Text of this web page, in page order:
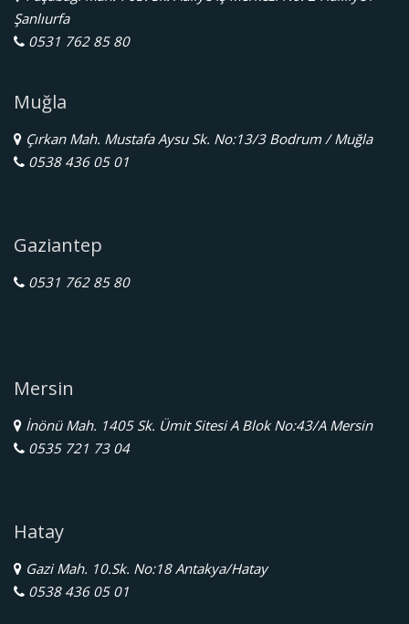
Şanlıurfa
0531 762 85 80
Muğla
Çırkan Mah. Mustafa Aysu Sk. No:13/3 Bodrum / Muğla
0538 436 05 01
Gaziantep
0531 762 85 80
Mersin
İnönü Mah. 1405 Sk. Ümit Sitesi A Blok No:43/A Mersin
0535 721 73 04
Hatay
Gazi Mah. 10.Sk. No:18 Antakya/Hatay
0538 436 05 01